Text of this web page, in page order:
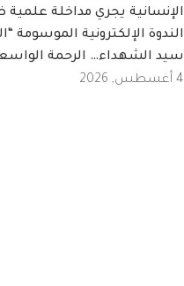
الإنسانية يجري مداخلة
الندوة الإلكترونية الموسومة
سيد الشهداء… الرحمة
4 أغسطس, 2026